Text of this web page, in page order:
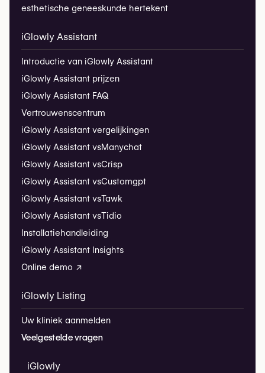
esthetische geneeskunde hertekent
iGlowly Assistant
Introductie van iGlowly Assistant
iGlowly Assistant prijzen
iGlowly Assistant FAQ
Vertrouwenscentrum
iGlowly Assistant vergelijkingen
iGlowly Assistant vsManychat
iGlowly Assistant vsCrisp
iGlowly Assistant vsCustomgpt
iGlowly Assistant vsTawk
iGlowly Assistant vsTidio
Installatiehandleiding
iGlowly Assistant Insights
Online demo ↗
iGlowly Listing
Uw kliniek aanmelden
Veelgestelde vragen
iGlowly